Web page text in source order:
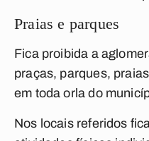
Praias e parques
Fica proibida a
praças, parques,
em toda orla do
Nos locais referidos